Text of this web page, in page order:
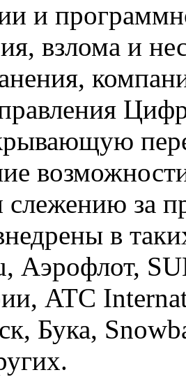
и
взлома и
слежению за
в
Аэрофлот,
ATC
Бука,